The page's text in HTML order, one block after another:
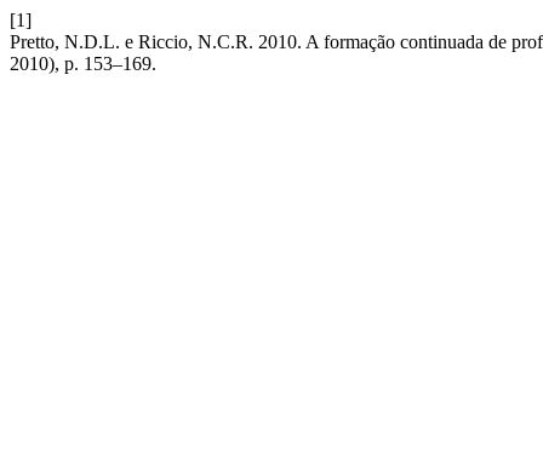
[1]
Pretto, N.D.L. e Riccio, N.C.R. 2010. A formação continuada de
2010), p. 153–169.